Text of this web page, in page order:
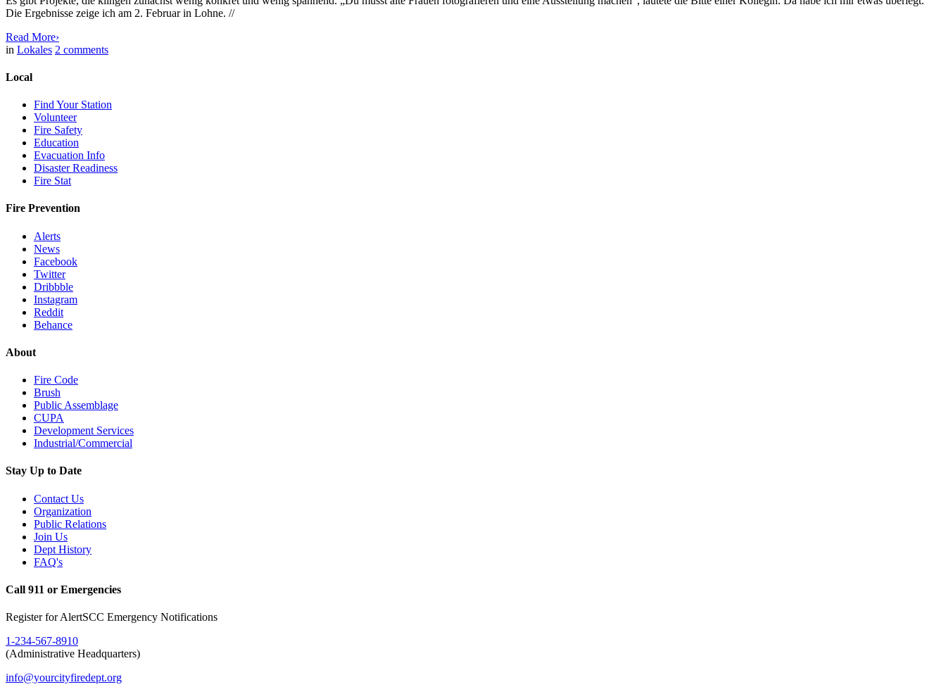
Die Ergebnisse zeige ich am 2. Februar in Lohne. //
Read More›
in Lokales 2 comments
Local
Find Your Station
Volunteer
Fire Safety
Education
Evacuation Info
Disaster Readiness
Fire Stat
Fire Prevention
Alerts
News
Facebook
Twitter
Dribbble
Instagram
Reddit
Behance
About
Fire Code
Brush
Public Assemblage
CUPA
Development Services
Industrial/Commercial
Stay Up to Date
Contact Us
Organization
Public Relations
Join Us
Dept History
FAQ's
Call 911 or Emergencies
Register for AlertSCC Emergency Notifications
1-234-567-8910
(Administrative Headquarters)
info@yourcityfiredept.org